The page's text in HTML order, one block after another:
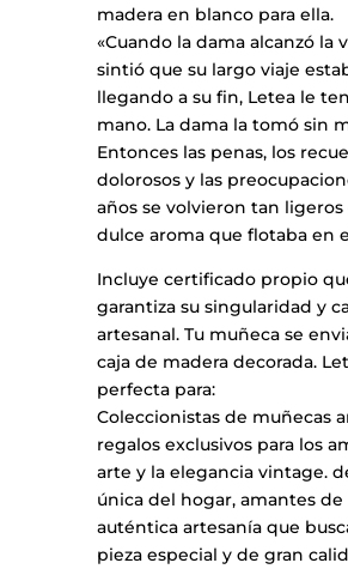
madera en blanco para ella.
«Cuando la dama alcanzó la
sintió que su largo viaje
llegando a su fin, Letea le
mano. La dama la tomó sin
Entonces las penas, los
dolorosos y las
años se volvieron tan ligeros
dulce aroma que flotaba en
Incluye certificado propio
garantiza su singularidad y
artesanal. Tu muñeca se
caja de madera decorada.
perfecta para:
Coleccionistas de muñecas
regalos exclusivos para los
arte y la elegancia vintage.
única del hogar, amantes de
auténtica artesanía que
pieza especial y de gran